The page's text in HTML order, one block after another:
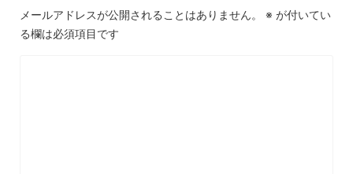
メールアドレスが公開されることはありません。 ※ が付いてい
る欄は必須項目です